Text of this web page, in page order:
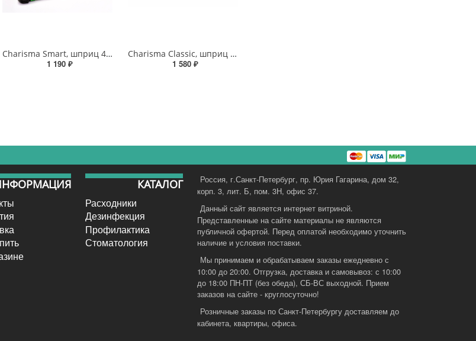
Charisma Smart, шприц 4гр
1 190 ₽
Charisma Classic, шприц 4гр.
1 580 ₽
КАТАЛОГ
Расходники
Дезинфекция
Профилактика
Стоматология
Россия, г.Санкт-Петербург, пр. Юрия Гагарина, дом 32,
корп. 3, лит. Б, пом. 3Н, офис 37.
Данный сайт является интернет витриной.
Представленные на сайте материалы не являются
публичной офертой. Перед оплатой необходимо уточнить
наличие и условия поставки.
Мы принимаем и обрабатываем заказы ежедневно с
10:00 до 20:00. Отгрузка, доставка и самовывоз: с 10:00
до 18:00 ПН-ПТ (без обеда), СБ-ВС выходной. Прием
заказов на сайте - круглосуточно!
Розничные заказы по Санкт-Петербургу доставляем до
кабинета, квартиры, офиса.